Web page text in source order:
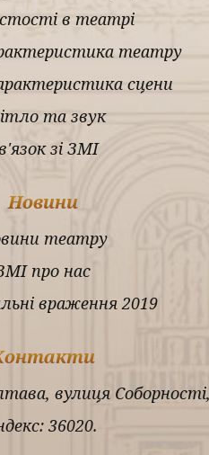
в театрі
театру
сцени
та звук
зі ЗМІ
Новини
театру
про нас
враження 2019
вулиця
36020.